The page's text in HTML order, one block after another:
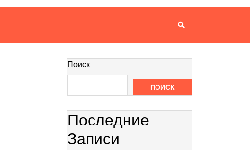
Поиск
ПОИСК
Последние
Записи